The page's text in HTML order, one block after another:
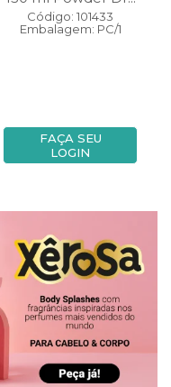
Código: 101433
Embalagem: PC/1
FAÇA SEU
LOGIN